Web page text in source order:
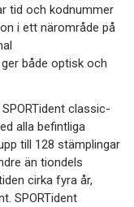
tid och kodnummer
i ett närområde på
både optisk och
classic-
alla befintliga
till 128 stämplingar
än tiondels
cirka fyra år,
SPORTident